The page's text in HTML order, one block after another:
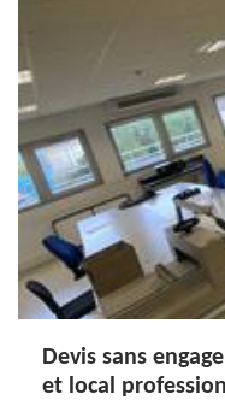
Devis sans
et local